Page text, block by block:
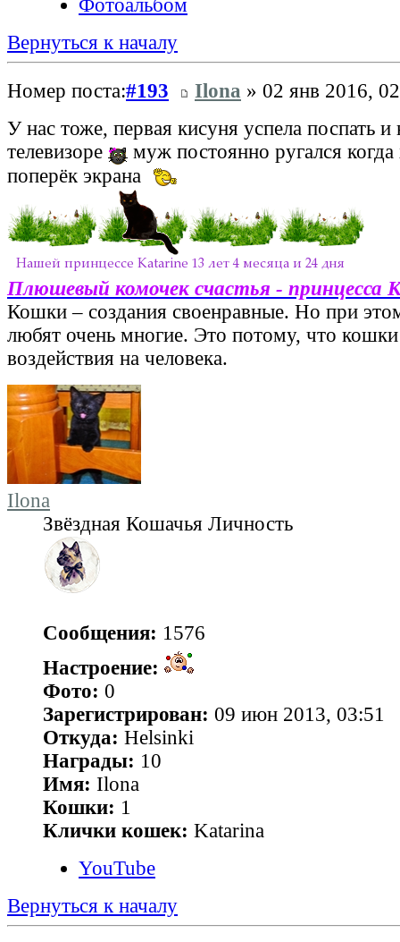
Фотоальбом
Вернуться к началу
Номер поста:#193 Ilona » 02 янв 2016,
У нас тоже, первая кисуня успела поспать
телевизоре
муж постоянно ругался когда
поперёк экрана
Плюшевый комочек счастья - принцесса
Кошки – создания своенравные. Но при
любят очень многие. Это потому, что кошки
воздействия на человека.
Ilona
Звёздная Кошачья Личность
Сообщения: 1576
Настроение:
Фото: 0
Зарегистрирован: 09 июн 2013, 03:51
Откуда: Helsinki
Награды: 10
Имя: Ilona
Кошки: 1
Клички кошек: Katarina
YouTube
Вернуться к началу